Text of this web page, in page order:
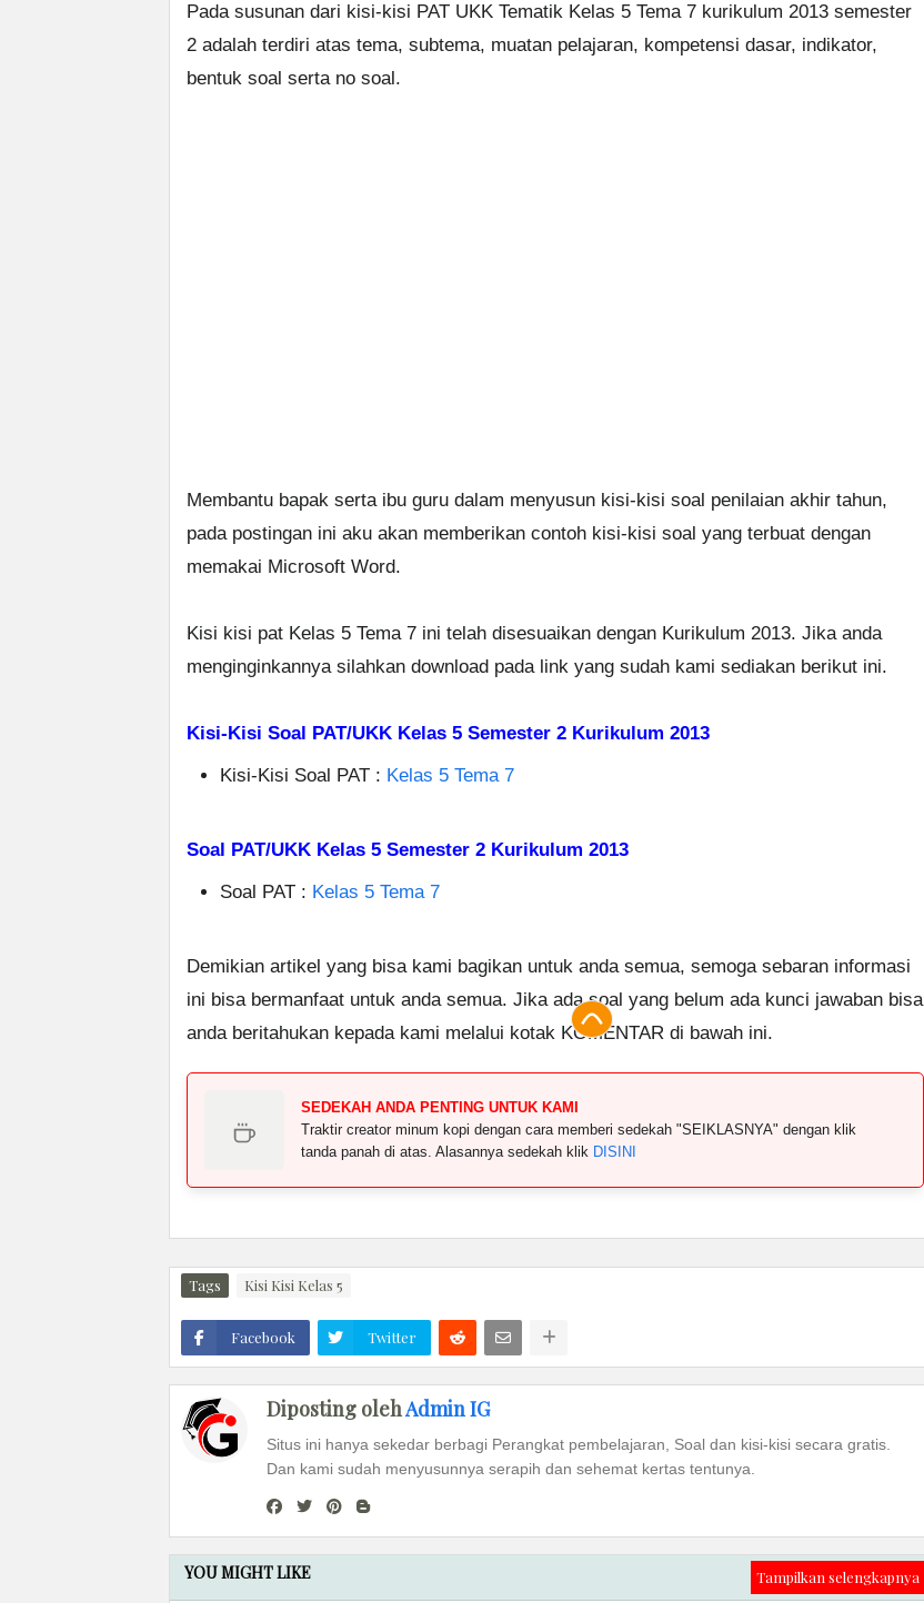
Pada susunan dari kisi-kisi PAT UKK Tematik Kelas 5 Tema 7 kurikulum 2013 semester
2 adalah terdiri atas tema, subtema, muatan pelajaran, kompetensi dasar, indikator,
bentuk soal serta no soal.
Membantu bapak serta ibu guru dalam menyusun kisi-kisi soal penilaian akhir tahun,
pada postingan ini aku akan memberikan contoh kisi-kisi soal yang terbuat dengan
memakai Microsoft Word.
Kisi kisi pat Kelas 5 Tema 7 ini telah disesuaikan dengan Kurikulum 2013. Jika anda
menginginkannya silahkan download pada link yang sudah kami sediakan berikut ini.
Kisi-Kisi Soal PAT/UKK Kelas 5 Semester 2 Kurikulum 2013
Kisi-Kisi Soal PAT : Kelas 5 Tema 7
Soal PAT/UKK Kelas 5 Semester 2 Kurikulum 2013
Soal PAT : Kelas 5 Tema 7
Demikian artikel yang bisa kami bagikan untuk anda semua, semoga sebaran informasi
ini bisa bermanfaat untuk anda semua. Jika ada soal yang belum ada kunci jawaban bisa
anda beritahukan kepada kami melalui kotak KOMENTAR di bawah ini.
SEDEKAH ANDA PENTING UNTUK KAMI
Traktir creator minum kopi dengan cara memberi sedekah "SEIKLASNYA" dengan klik
tanda panah di atas. Alasannya sedekah klik DISINI
Tags Kisi Kisi Kelas 5
Facebook Twitter
Diposting olehAdmin IG
Situs ini hanya sekedar berbagi Perangkat pembelajaran, Soal dan kisi-kisi secara gratis.
Dan kami sudah menyusunnya serapih dan sehemat kertas tentunya.
YOU MIGHT LIKE Tampilkan selengkapnya